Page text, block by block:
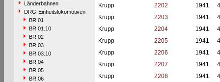
Länderbahnen
DRG-Einheitslokomotiven
BR 01
BR 01.10
BR 02
BR 03
BR 03.10
BR 04
BR 05
BR 06
Krupp 2202 1941
Krupp
2203 1941
Krupp
2204 1941
Krupp
2205 1941
Krupp
2206 1941
Krupp
2207 1941
Krupp
2208 1941